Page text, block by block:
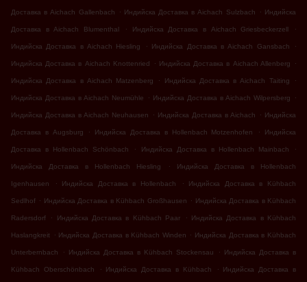
Доставка в Aichach Gallenbach . Индийска Доставка в Aichach Sulzbach . Индийска
Доставка в Aichach Blumenthal . Индийска Доставка в Aichach Griesbeckerzell .
Индийска Доставка в Aichach Hiesling . Индийска Доставка в Aichach Gansbach .
Индийска Доставка в Aichach Knottenried . Индийска Доставка в Aichach Allenberg .
Индийска Доставка в Aichach Matzenberg . Индийска Доставка в Aichach Taiting .
Индийска Доставка в Aichach Neumühle . Индийска Доставка в Aichach Wilpersberg .
Индийска Доставка в Aichach Neuhausen . Индийска Доставка в Aichach . Индийска
Доставка в Augsburg . Индийска Доставка в Hollenbach Motzenhofen . Индийска
Доставка в Hollenbach Schönbach . Индийска Доставка в Hollenbach Mainbach .
Индийска Доставка в Hollenbach Hiesling . Индийска Доставка в Hollenbach
Igenhausen . Индийска Доставка в Hollenbach . Индийска Доставка в Kühbach
Sedlhof . Индийска Доставка в Kühbach Großhausen . Индийска Доставка в Kühbach
Radersdorf . Индийска Доставка в Kühbach Paar . Индийска Доставка в Kühbach
Haslangkreit . Индийска Доставка в Kühbach Winden . Индийска Доставка в Kühbach
Unterbernbach . Индийска Доставка в Kühbach Stockensau . Индийска Доставка в
Kühbach Oberschönbach . Индийска Доставка в Kühbach . Индийска Доставка в